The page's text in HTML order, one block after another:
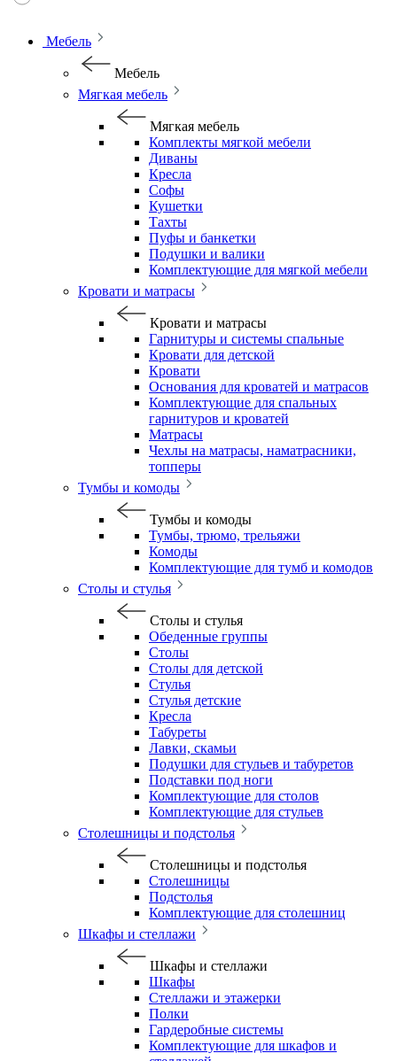
Мебель
Мебель
Мягкая мебель
Мягкая мебель
Комплекты мягкой мебели
Диваны
Кресла
Софы
Кушетки
Тахты
Пуфы и банкетки
Подушки и валики
Комплектующие для мягкой мебели
Кровати и матрасы
Кровати и матрасы
Гарнитуры и системы спальные
Кровати для детской
Кровати
Основания для кроватей и матрасов
Комплектующие для спальных
гарнитуров и кроватей
Матрасы
Чехлы на матрасы, наматрасники,
топперы
Тумбы и комоды
Тумбы и комоды
Тумбы, трюмо, трельяжи
Комоды
Комплектующие для тумб и комодов
Столы и стулья
Столы и стулья
Обеденные группы
Столы
Столы для детской
Стулья
Стулья детские
Кресла
Табуреты
Лавки, скамьи
Подушки для стульев и табуретов
Подставки под ноги
Комплектующие для столов
Комплектующие для стульев
Столешницы и подстолья
Столешницы и подстолья
Столешницы
Подстолья
Комплектующие для столешниц
Шкафы и стеллажи
Шкафы и стеллажи
Шкафы
Стеллажи и этажерки
Полки
Гардеробные системы
Комплектующие для шкафов и